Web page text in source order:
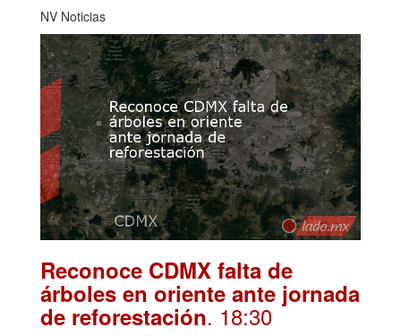
NV Noticias
Reconoce CDMX falta de
árboles en oriente ante jornada
de reforestación. 18:30